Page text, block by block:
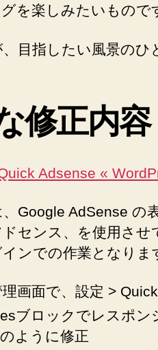
を楽しみたいもので
目指したい風景のひ
修正内容
Adsense «
Google AdSense の
センス、を使用させ
ンでの作業となりま
画面で、設定 >
ブロックでレスポン
ように修正